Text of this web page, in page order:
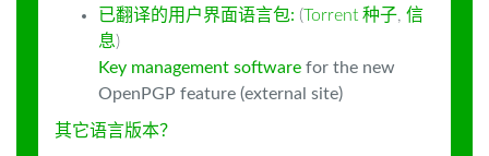
已翻译的用户界面语言包: (Torrent 种子, 信
息)
Key management software for the new
OpenPGP feature (external site)
其它语言版本？